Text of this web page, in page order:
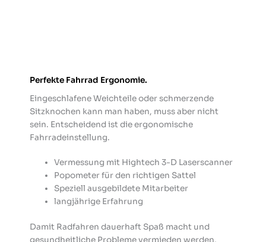
Perfekte Fahrrad Ergonomie.
Eingeschlafene Weichteile oder schmerzende
Sitzknochen kann man haben, muss aber nicht
sein. Entscheidend ist die ergonomische
Fahrradeinstellung.
Vermessung mit Hightech 3-D Laserscanner
Popometer für den richtigen Sattel
Speziell ausgebildete Mitarbeiter
langjährige Erfahrung
Damit Radfahren dauerhaft Spaß macht und
gesundheitliche Probleme vermieden werden,